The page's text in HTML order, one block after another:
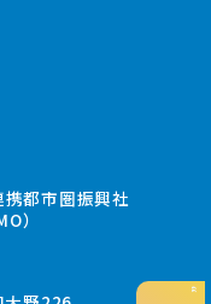
都市圏振興社
）